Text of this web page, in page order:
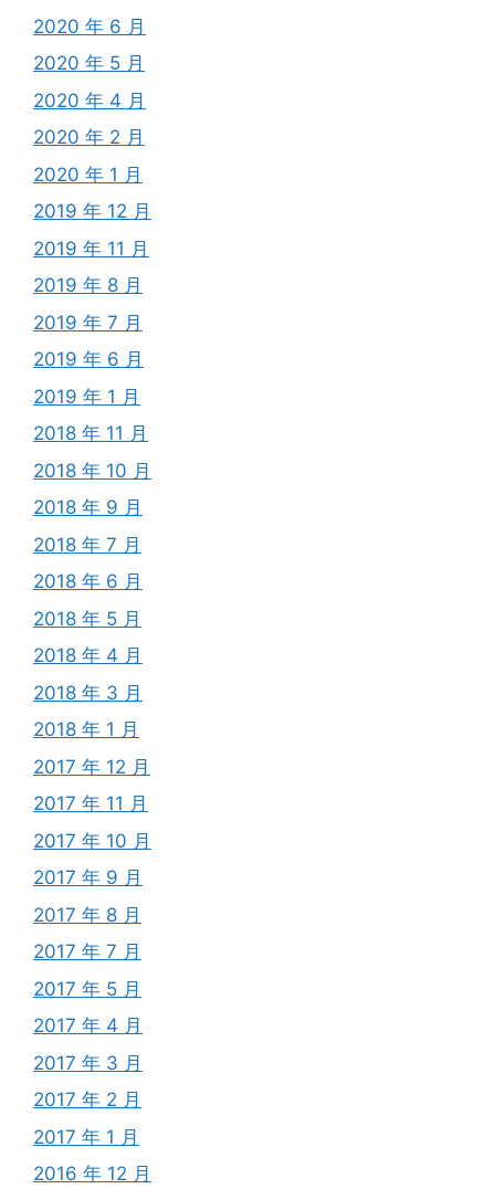
2020 年 6 月
2020 年 5 月
2020 年 4 月
2020 年 2 月
2020 年 1 月
2019 年 12 月
2019 年 11 月
2019 年 8 月
2019 年 7 月
2019 年 6 月
2019 年 1 月
2018 年 11 月
2018 年 10 月
2018 年 9 月
2018 年 7 月
2018 年 6 月
2018 年 5 月
2018 年 4 月
2018 年 3 月
2018 年 1 月
2017 年 12 月
2017 年 11 月
2017 年 10 月
2017 年 9 月
2017 年 8 月
2017 年 7 月
2017 年 5 月
2017 年 4 月
2017 年 3 月
2017 年 2 月
2017 年 1 月
2016 年 12 月